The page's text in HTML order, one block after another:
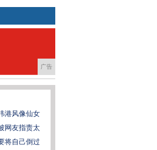
广告
港风像仙女
网友指责太
将自己倒过